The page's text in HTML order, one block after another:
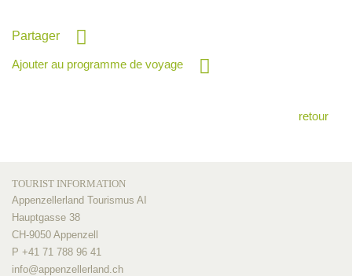
Partager
Ajouter au programme de voyage
retour
TOURIST INFORMATION
Appenzellerland Tourismus AI
Hauptgasse 38
CH-9050 Appenzell
P +41 71 788 96 41
info@appenzellerland.ch